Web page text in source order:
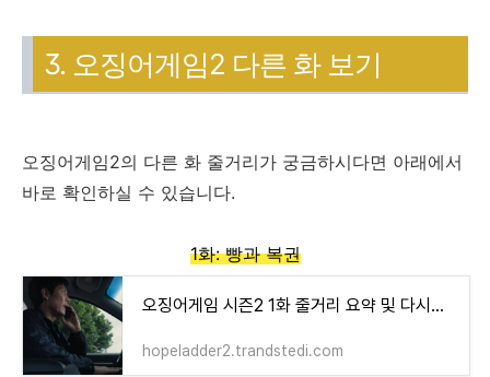
3. 오징어게임2 다른 화 보기
오징어게임2의 다른 화 줄거리가 궁금하시다면 아래에서
바로 확인하실 수 있습니다.
1화: 빵과 복권
오징어게임 시즌2 1화 줄거리 요약 및 다시보기
hopeladder2.trandstedi.com